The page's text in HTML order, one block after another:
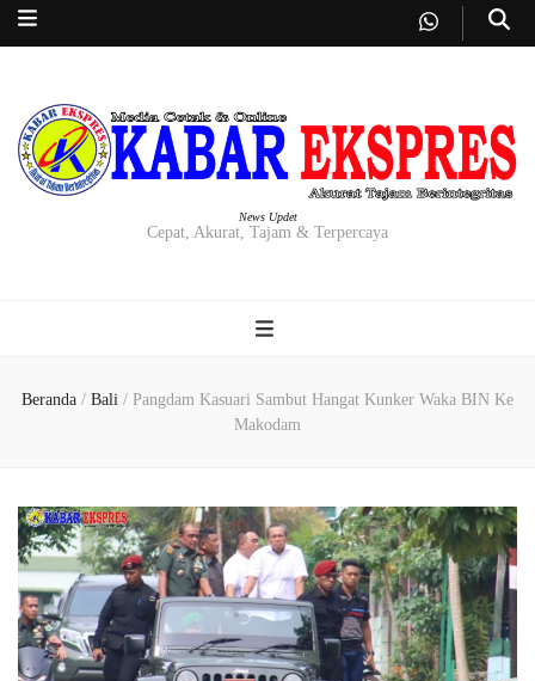
News Updet
Cepat, Akurat, Tajam & Terpercaya
Beranda / Bali / Pangdam Kasuari Sambut Hangat Kunker Waka BIN Ke
Makodam